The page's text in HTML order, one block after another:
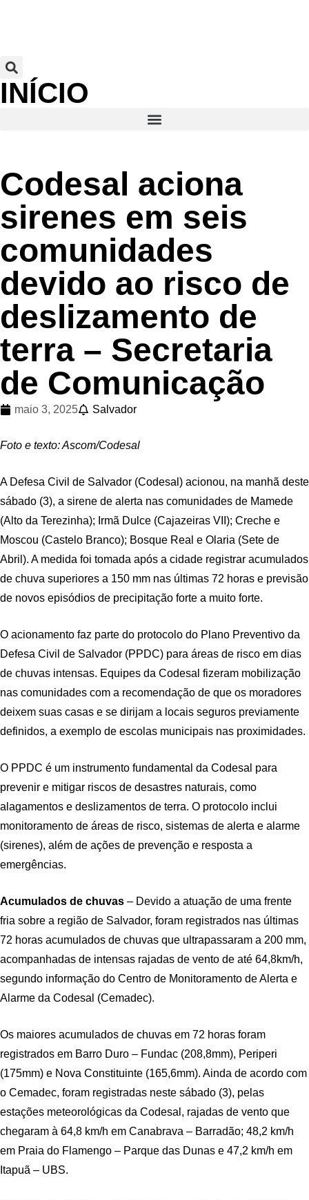
INÍCIO
Codesal aciona
sirenes em seis
comunidades
devido ao risco de
deslizamento de
terra – Secretaria
de Comunicação
maio 3, 2025 Salvador
Foto e texto: Ascom/Codesal
A Defesa Civil de Salvador (Codesal) acionou, na manhã deste
sábado (3), a sirene de alerta nas comunidades de Mamede
(Alto da Terezinha); Irmã Dulce (Cajazeiras VII); Creche e
Moscou (Castelo Branco); Bosque Real e Olaria (Sete de
Abril). A medida foi tomada após a cidade registrar acumulados
de chuva superiores a 150 mm nas últimas 72 horas e previsão
de novos episódios de precipitação forte a muito forte.
O acionamento faz parte do protocolo do Plano Preventivo da
Defesa Civil de Salvador (PPDC) para áreas de risco em dias
de chuvas intensas. Equipes da Codesal fizeram mobilização
nas comunidades com a recomendação de que os moradores
deixem suas casas e se dirijam a locais seguros previamente
definidos, a exemplo de escolas municipais nas proximidades.
O PPDC é um instrumento fundamental da Codesal para
prevenir e mitigar riscos de desastres naturais, como
alagamentos e deslizamentos de terra. O protocolo inclui
monitoramento de áreas de risco, sistemas de alerta e alarme
(sirenes), além de ações de prevenção e resposta a
emergências.
Acumulados de chuvas – Devido a atuação de uma frente
fria sobre a região de Salvador, foram registrados nas últimas
72 horas acumulados de chuvas que ultrapassaram a 200 mm,
acompanhadas de intensas rajadas de vento de até 64,8km/h,
segundo informação do Centro de Monitoramento de Alerta e
Alarme da Codesal (Cemadec).
Os maiores acumulados de chuvas em 72 horas foram
registrados em Barro Duro – Fundac (208,8mm), Periperi
(175mm) e Nova Constituinte (165,6mm). Ainda de acordo com
o Cemadec, foram registradas neste sábado (3), pelas
estações meteorológicas da Codesal, rajadas de vento que
chegaram à 64,8 km/h em Canabrava – Barradão; 48,2 km/h
em Praia do Flamengo – Parque das Dunas e 47,2 km/h em
Itapuã – UBS.